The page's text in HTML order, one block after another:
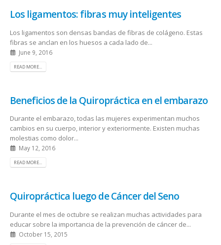
Los ligamentos: fibras muy inteligentes
Los ligamentos son densas bandas de fibras de colágeno. Estas
fibras se anclan en los huesos a cada lado de...
June 9, 2016
READ MORE...
Beneficios de la Quiropráctica en el embarazo
Durante el embarazo, todas las mujeres experimentan muchos
cambios en su cuerpo, interior y exteriormente. Existen muchas
molestias como dolor...
May 12, 2016
READ MORE...
Quiropráctica luego de Cáncer del Seno
Durante el mes de octubre se realizan muchas actividades para
educar sobre la importancia de la prevención de cáncer de...
October 15, 2015